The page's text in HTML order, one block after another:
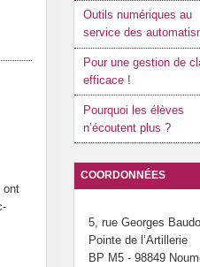
ont
Outils numériques au
service des
Pour une gestion de
efficace !
Pourquoi les élèves
n’écoutent plus ?
COORDONNÉES
5, rue Georges
Pointe de l’Artillerie
BP M5 - 98849